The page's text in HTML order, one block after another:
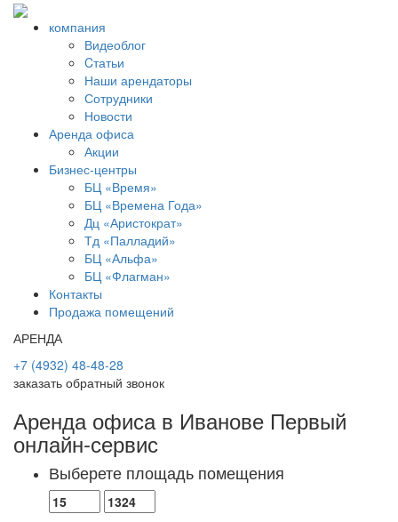
компания
Видеоблог
Cтатьи
Наши арендаторы
Сотрудники
Новости
Аренда офиса
Акции
Бизнес-центры
БЦ «Время»
БЦ «Времена Года»
Дц «Аристократ»
Тд «Палладий»
БЦ «Альфа»
БЦ «Флагман»
Контакты
Продажа помещений
АРЕНДА
+7 (4932) 48-48-28
заказать обратный звонок
Аренда офиса в Иванове Первый
онлайн-сервис
Выберете площадь помещения